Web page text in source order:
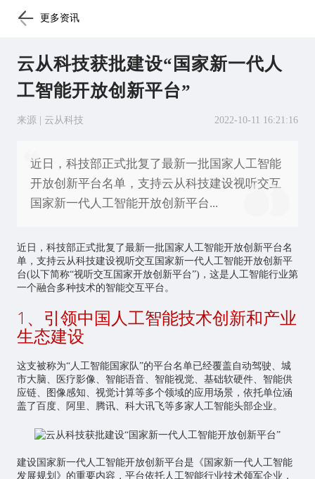
更多资讯
云从科技获批建设“国家新一代人
工智能开放创新平台”
来源 | 云从科技 2022-10-11 16:21:16
近日，科技部正式批复了最新一批国家人工智能
开放创新平台名单，支持云从科技建设视听交互
国家新一代人工智能开放创新平台...
近日，科技部正式批复了最新一批国家 人工智能开放创新平台名
单，支持云从科技建设视听交互国家新一代人工智能开放创新平
台(以下简称“视听交互国家开放创新平台”)，这是人工智能行业第
一个融合多种技术的智能交互平台。
1、引领中国人工智能技术创新和产业
生态建设
这支被称为“人工智能国家队”的平台名单已经覆盖自动驾驶、城
市大脑、医疗影像、智能语音、智能视觉、基础软硬件、智能供
应链、图像感知、视觉计算等多个领域的应用场景，依托单位涵
盖了百度、阿里、腾讯、科大讯飞等多家人工智能头部企业。
建设国家新一代人工智能开放创新平台是《国家新一代人工智能
发展规划》的重要内容，平台依托人工智能行业技术领军企业，